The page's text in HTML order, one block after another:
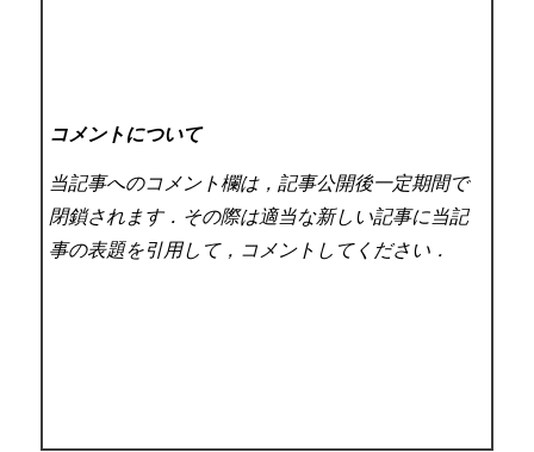
コメントについて
当記事へのコメント欄は，記事公開後一定期間で
閉鎖されます．その際は適当な新しい記事に当記
事の表題を引用して，コメントしてください．